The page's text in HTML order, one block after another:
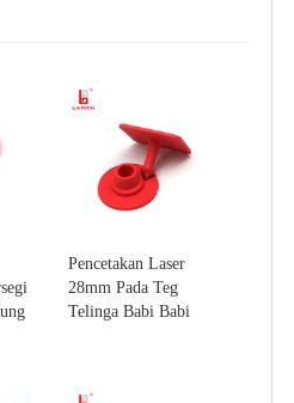
Pencetakan Laser
28mm Pada Teg
Telinga Babi Babi